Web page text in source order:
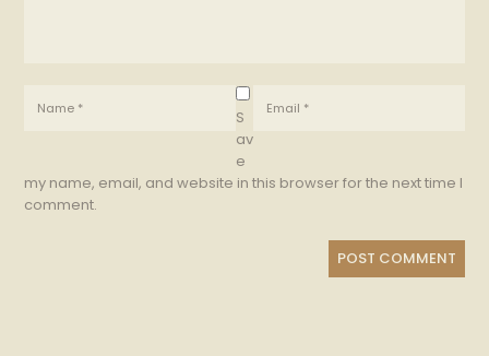
S
av
e
my name, email, and website in this browser for the next time I
comment.